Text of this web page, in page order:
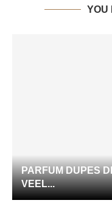
YOU
PARFUM DUPES
VEEL...